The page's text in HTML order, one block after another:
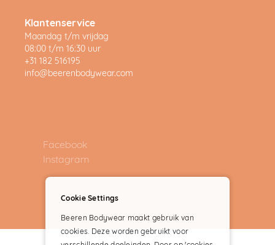
Klantenservice
Maandag t/m vrijdag
08:00 t/m 16:30 uur
+31 182 516195
info@beerenbodywear.com
Facebook
Instagram
Cookie Settings
Beeren Bodywear maakt gebruik van
cookies. Deze worden gebruikt voor